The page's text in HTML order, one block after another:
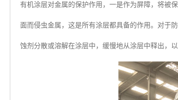
有机涂层对金属的保护作用，一是作为屏障，将被
面而侵虫金属，这是所有涂层都具备的作用。对于
蚀剂分散或溶解在涂层中，缓慢地从涂层中释出，